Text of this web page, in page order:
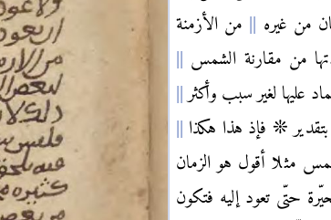
من غيره
من الأزمنة
من مقارنة الشمس
عليها لغير سبب وأكثر
بتقدير ❊ فإذ هذا هكذا
مثلا أقول هو الزمان
حتّى تعود إليه فتكون